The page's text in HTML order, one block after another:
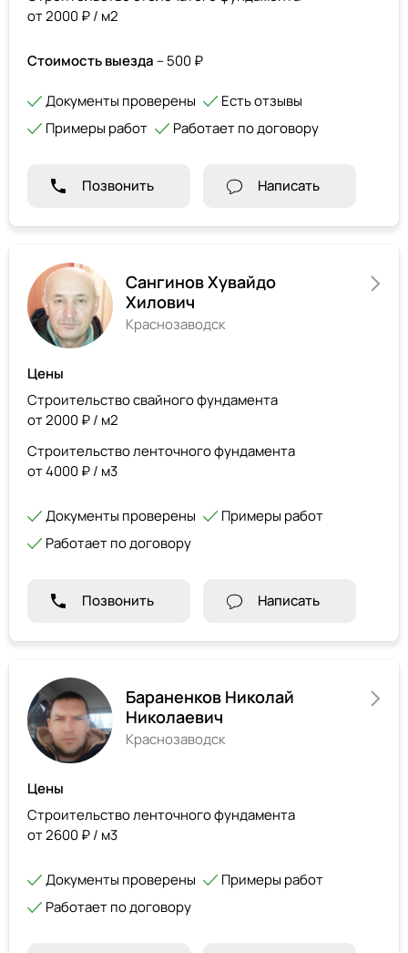
от 2000 ₽ / м2
Стоимость выезда – 500 ₽
Документы проверены
Есть отзывы
Примеры работ
Работает по договору
Позвонить Написать
Сангинов Хувайдо
Хилович
Краснозаводск
Цены
Строительство свайного фундамента
от 2000 ₽ / м2
Строительство ленточного фундамента
от 4000 ₽ / м3
Документы проверены
Примеры работ
Работает по договору
Позвонить Написать
Бараненков Николай
Николаевич
Краснозаводск
Цены
Строительство ленточного фундамента
от 2600 ₽ / м3
Документы проверены
Примеры работ
Работает по договору